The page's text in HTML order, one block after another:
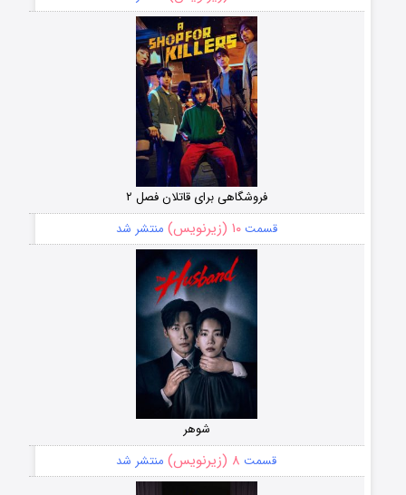
فروشگاهی برای قاتلان فصل ۲
قسمت۱۰ (زیرنویس) منتشر شد
شوهر
قسمت ۸ (زیرنویس) منتشر شد